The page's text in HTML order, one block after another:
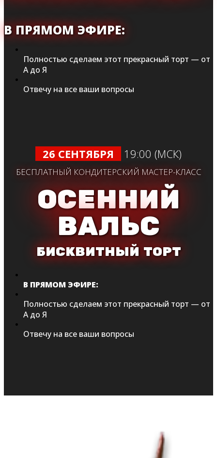
В ПРЯМОМ ЭФИРЕ:
Полностью сделаем этот прекрасный торт — от
А до Я
Отвечу на все ваши вопросы
26 СЕНТЯБРЯ 19:00 (МСК)
БЕСПЛАТНЫЙ КОНДИТЕРСКИЙ МАСТЕР-КЛАСС
ОСЕННИЙ
ВАЛЬС
БИСКВИТНЫЙ ТОРТ
В ПРЯМОМ ЭФИРЕ:
Полностью сделаем этот прекрасный торт — от
А до Я
Отвечу на все ваши вопросы